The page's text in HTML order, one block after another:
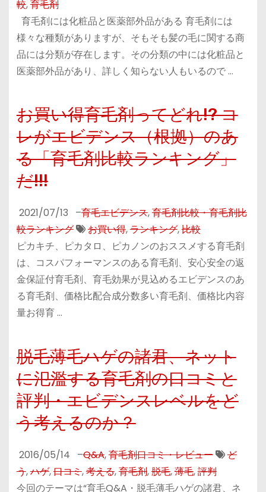
較,育毛剤
育毛剤には化粧品と医薬部外品がある 育毛剤には
様々な種類がありますが、そもそも髪の毛に関する商
品には分類が存在します。その分類の中には化粧品と
医薬部外品があり、詳しく知らない人もいるので …
お買い得育毛剤ってどれ!? コ
レがエビデンス（根拠）のあ
る「育毛剤比較ランキング」
だ!!!
2021/07/13 –育毛エビデンス,育毛剤比較・育毛剤比
較ランキング
お買い得,ランキング,比較
ピカキチ、ピカタロ、ピカノンのおススメする育毛剤
は、コスパフォーマンスのある育毛剤、安心安全の返
金保証付育毛剤、育毛効果が見込めるエビデンスのあ
る育毛剤、価格比配合成分数多い育毛剤、価格比内容
量お得育 …
脱毛薄毛ハゲの諸君、ネット
に氾濫する育毛剤の口コミと
評判・エビデンスレベルをど
う考えるのか？
2016/05/14 –Q&A,育毛剤口コミ・レビュー
ど
う,ハゲ,口コミ,考える,育毛剤,脱毛,薄毛,評判
今回のテーマは“育毛Q&A・脱毛薄毛ハゲの諸君、ネ